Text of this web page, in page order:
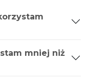
mniej niż